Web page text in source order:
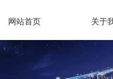
网站首页 关于